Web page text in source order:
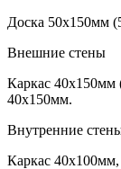
Доска 50х150мм
Внешние стены
Каркас 40х150мм
40х150мм.
Внутренние
Каркас 40х100мм,